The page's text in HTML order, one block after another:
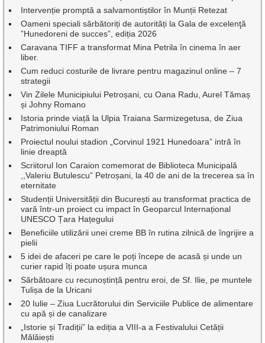
Intervenție promptă a salvamontiștilor în Munții Retezat
Oameni speciali sărbătoriți de autorități la Gala de excelenţă
”Hunedoreni de succes”, ediția 2026
Caravana TIFF a transformat Mina Petrila în cinema în aer
liber.
Cum reduci costurile de livrare pentru magazinul online – 7
strategii
Vin Zilele Municipiului Petroșani, cu Oana Radu, Aurel Tămaș
și Johny Romano
Istoria prinde viață la Ulpia Traiana Sarmizegetusa, de Ziua
Patrimoniului Roman
Proiectul noului stadion „Corvinul 1921 Hunedoara” intră în
linie dreaptă
Scriitorul Ion Caraion comemorat de Biblioteca Municipală
,,Valeriu Butulescu” Petroșani, la 40 de ani de la trecerea sa în
eternitate
Studenții Universității din București au transformat practica de
vară într-un proiect cu impact în Geoparcul Internațional
UNESCO Țara Hațegului
Beneficiile utilizării unei creme BB în rutina zilnică de îngrijire a
pielii
5 idei de afaceri pe care le poți începe de acasă și unde un
curier rapid îți poate ușura munca
Sărbătoare cu recunoștință pentru eroi, de Sf. Ilie, pe muntele
Tulișa de la Uricani
20 Iulie – Ziua Lucrătorului din Serviciile Publice de alimentare
cu apă și de canalizare
„Istorie și Tradiții” la ediția a VIII-a a Festivalului Cetății
Mălăiești